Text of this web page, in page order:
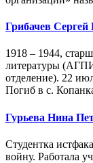
Грибачев
1918 – 1944,
литературы
отделение). 22
Погиб в с.
Гурьева Нина
Студентка
войну. Работала